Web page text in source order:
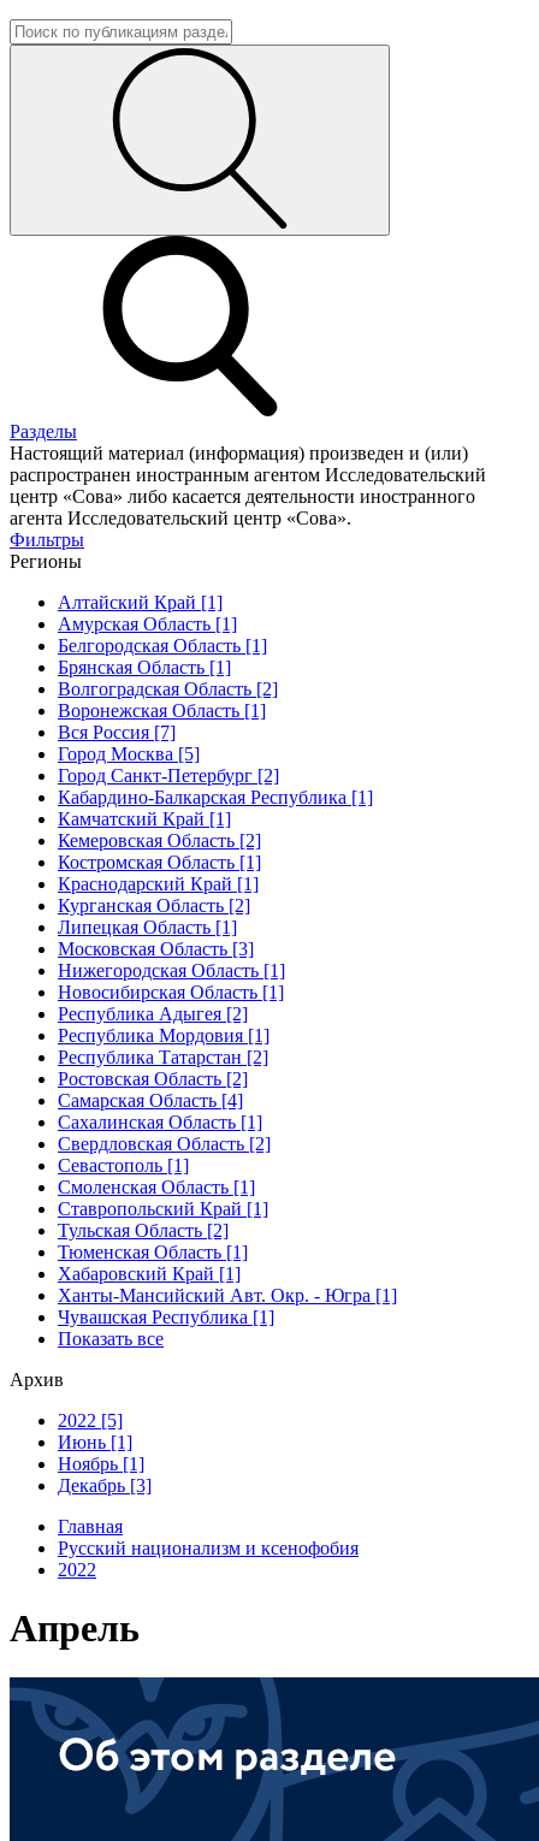
Разделы
Настоящий материал (информация) произведен и (или)
распространен иностранным агентом Исследовательский
центр «Сова» либо касается деятельности иностранного
агента Исследовательский центр «Сова».
Фильтры
Регионы
Алтайский Край [1]
Амурская Область [1]
Белгородская Область [1]
Брянская Область [1]
Волгоградская Область [2]
Воронежская Область [1]
Вся Россия [7]
Город Москва [5]
Город Санкт-Петербург [2]
Кабардино-Балкарская Республика [1]
Камчатский Край [1]
Кемеровская Область [2]
Костромская Область [1]
Краснодарский Край [1]
Курганская Область [2]
Липецкая Область [1]
Московская Область [3]
Нижегородская Область [1]
Новосибирская Область [1]
Республика Адыгея [2]
Республика Мордовия [1]
Республика Татарстан [2]
Ростовская Область [2]
Самарская Область [4]
Сахалинская Область [1]
Свердловская Область [2]
Севастополь [1]
Смоленская Область [1]
Ставропольский Край [1]
Тульская Область [2]
Тюменская Область [1]
Хабаровский Край [1]
Ханты-Мансийский Авт. Окр. - Югра [1]
Чувашская Республика [1]
Показать все
Архив
2022 [5]
Июнь [1]
Ноябрь [1]
Декабрь [3]
Главная
Русский национализм и ксенофобия
2022
Апрель